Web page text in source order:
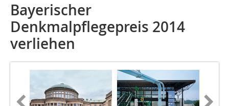
Bayerischer
Denkmalpflegepreis 2014
verliehen